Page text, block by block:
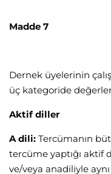
Madde 7
Dernek üyelerinin
üç kategoride
Aktif diller
A dili: Tercümanın
tercüme yaptığı aktif
ve/veya anadiliyle